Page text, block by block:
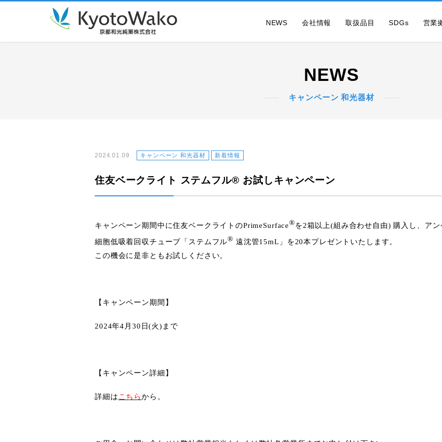
NEWS 会社情報 取扱品目 SDGs 営業
NEWS
キャンペーン 和光器材
2024.01.09 キャンペーン 和光器材 新着情報
住友ベークライト ステムフル® お試しキャンペーン
キャンペーン期間中に住友ベークライトのPrimeSurface®を2箱以上(組み合わせ自由) 購入し、ア
細胞低吸着回収チューブ「ステムフル® 遠沈管15mL」を20本プレゼントいたします。
この機会に是非ともお試しください。
【キャンペーン期間】
2024年4月30日(火)まで
【キャンペーン詳細】
詳細は こちらから。